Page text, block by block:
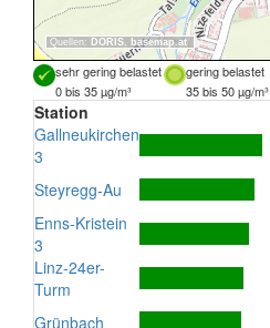
Quellen: DORIS, basemap.at
sehr gering belastet gering belastet
0 bis 35 µg/m³
35 bis 50 µg/m³
Station
Gallneukirchen
3
Steyregg-Au
Enns-Kristein
3
Linz-24er-
Turm
Grünbach